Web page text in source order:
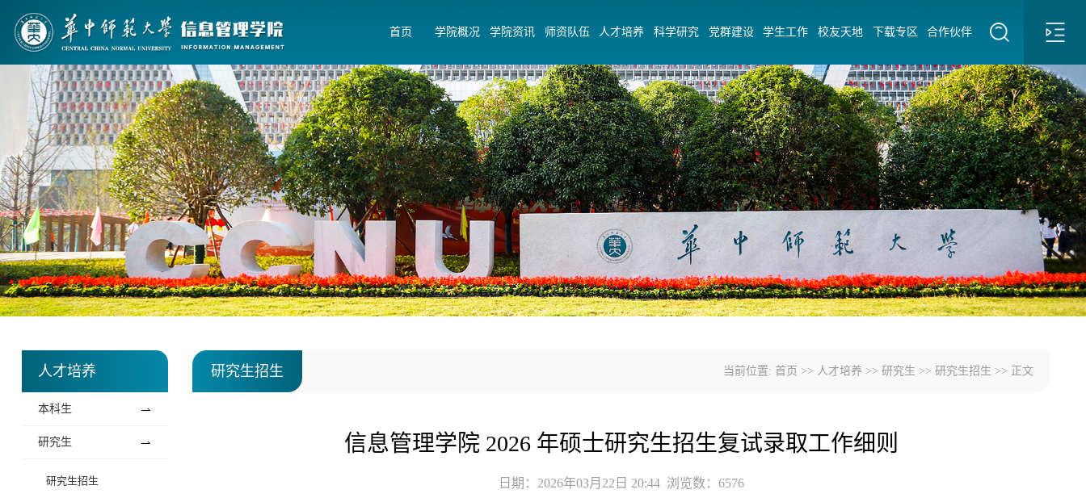
首页 学院概况 学院资讯 师资队伍 人才培养 科学研究 党群建设 学生工作 校友天地 下载专区 合作伙伴
人才培养
本科生
研究生
研究生招生
研究生招生 当前位置: 首页 >> 人才培养 >>研究生 >>研究生招生 >> 正文
信息管理学院 2026 年硕士研究生招生复试录取工作细则
日期：2026年03月22日 20:44 浏览数： 6576